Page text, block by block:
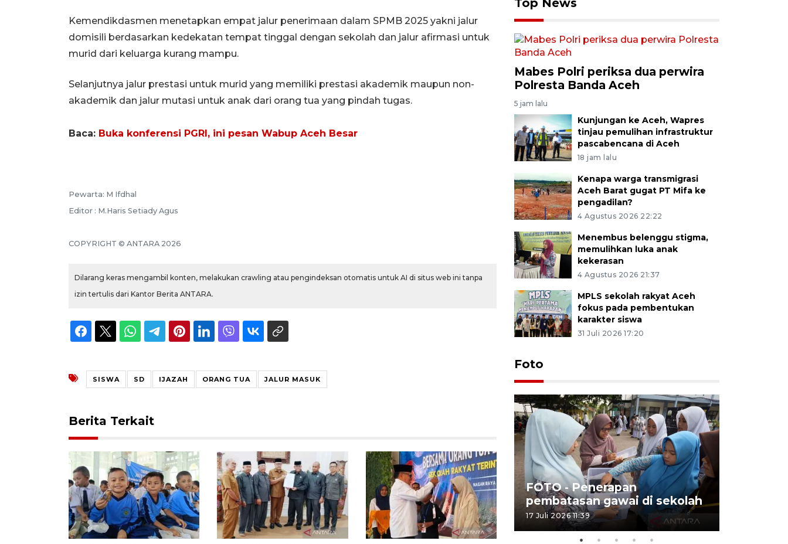
Kemendikdasmen menetapkan empat jalur penerimaan dalam SPMB 2025 yakni jalur
domisili berdasarkan kedekatan tempat tinggal dengan sekolah dan jalur afirmasi untuk
murid dari keluarga kurang mampu.
Selanjutnya jalur prestasi untuk murid yang memiliki prestasi akademik maupun non-
akademik dan jalur mutasi untuk anak dari orang tua yang pindah tugas.
Baca: Buka konferensi PGRI, ini pesan Wabup Aceh Besar
Pewarta: M Ifdhal
Editor : M.Haris Setiady Agus
COPYRIGHT © ANTARA 2026
Dilarang keras mengambil konten, melakukan crawling atau pengindeksan otomatis untuk AI di situs web ini tanpa
izin tertulis dari Kantor Berita ANTARA.
SISWA SD IJAZAH ORANG TUA JALUR MASUK
Berita Terkait
Top News
Mabes Polri periksa dua perwira
Polresta Banda Aceh
5 jam lalu
Kunjungan ke Aceh, Wapres
tinjau pemulihan infrastruktur
pascabencana di Aceh
18 jam lalu
Kenapa warga transmigrasi
Aceh Barat gugat PT Mifa ke
pengadilan?
4 Agustus 2026 22:22
Menembus belenggu stigma,
memulihkan luka anak
kekerasan
4 Agustus 2026 21:37
MPLS sekolah rakyat Aceh
fokus pada pembentukan
karakter siswa
31 Juli 2026 17:20
Foto
FOTO - Arus libur Panjang ke
Sabang meningkat
2 Juni 2026 10:33
FOTO - Penerapan
pembatasan gawai di sekolah
17 Juli 2026 11:39